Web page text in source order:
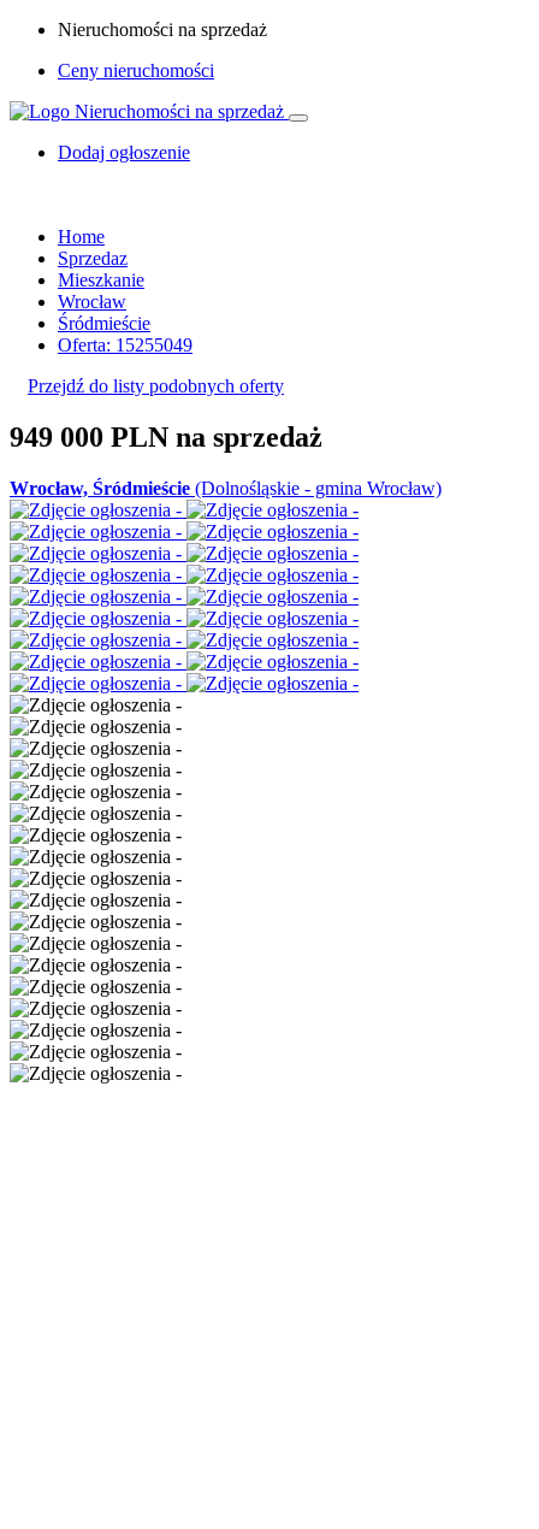
Nieruchomości na sprzedaż
Ceny nieruchomości
Dodaj ogłoszenie
Home
Sprzedaz
Mieszkanie
Wrocław
Śródmieście
Oferta: 15255049
Przejdź do listy podobnych oferty
949 000 PLN na sprzedaż
Wrocław, Śródmieście (Dolnośląskie - gmina Wrocław)